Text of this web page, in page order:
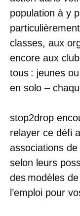
population à y
classes, aux
encore aux
tous : jeunes
en solo –
stop2drop
relayer ce défi
associations
selon leurs
des modèles
l’emploi pour